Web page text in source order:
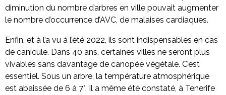
diminution du nombre d’arbres en ville pouvait augmenter
le nombre d’occurrence d’AVC, de malaises cardiaques.
Enfin, et à l’a vu à l’été 2022, ils sont indispensables en cas
de canicule. Dans 40 ans, certaines villes ne seront plus
vivables sans davantage de canopée végétale. C’est
essentiel. Sous un arbre, la température atmosphérique
est abaissée de 6 à 7°. Il a même été constaté, à Tenerife